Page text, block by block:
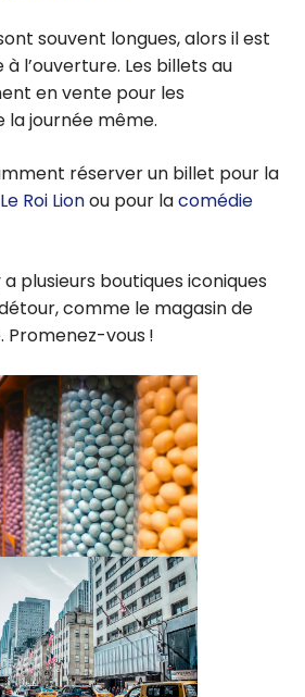
souvent longues, alors il est
l’ouverture. Les billets au
en vente pour les
journée même.
réserver un billet pour la
Roi Lionou pour lacomédie
a plusieurs boutiques iconiques
comme le magasin de
Promenez-vous !